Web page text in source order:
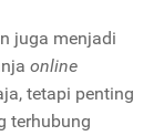
juga menjadi
online
tetapi penting
terhubung